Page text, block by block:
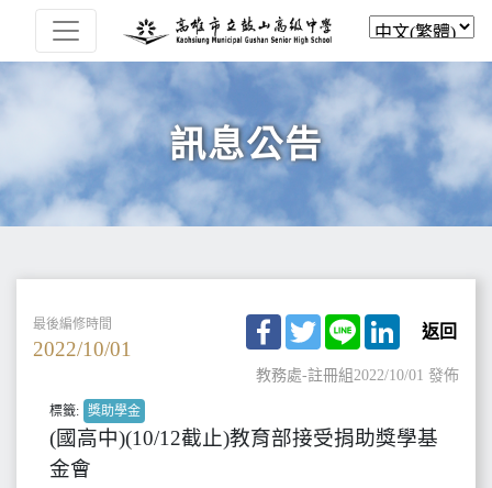
訊息公告
最後編修時間
2022/10/01
Facebook
TwitterLine LinkedIn
返回
教務處-註冊組2022/10/01 發佈
標籤: 獎助學金
(國高中)(10/12截止)教育部接受捐助獎學基
金會